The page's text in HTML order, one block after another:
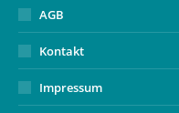
AGB
Kontakt
Impressum